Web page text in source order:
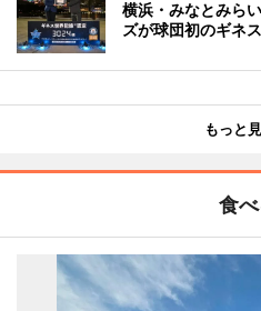
横浜・みなとみら
ズが球団初のギネ
もっと
食